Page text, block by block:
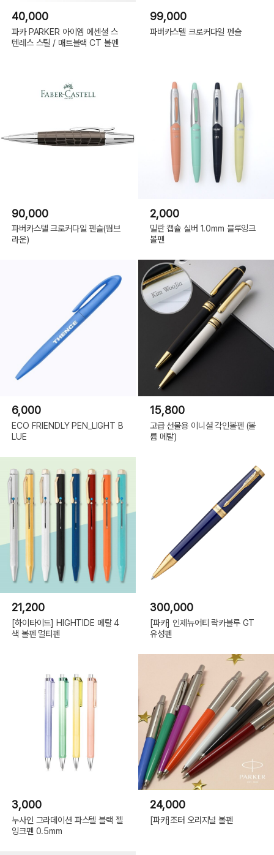
40,000
파카 PARKER 아이엠 에센셜 스
텐레스 스틸 / 매트블랙 CT 볼펜
99,000
파버카스텔 크로커다일 펜슬
90,000
파버카스텔 크로커다일 펜슬(웜브
라운)
2,000
밀란 캡슐 실버 1.0mm 블루잉크
볼펜
6,000
ECO FRIENDLY PEN_LIGHT B
LUE
15,800
고급 선물용 이니셜 각인볼펜 (볼
륨 메탈)
21,200
[하이타이드] HIGHTIDE 메탈 4
색 볼펜 멀티펜
300,000
[파카] 인제뉴어티 락카블루 GT
유성펜
3,000
누사인 그라데이션 파스텔 블랙 젤
잉크펜 0.5mm
24,000
[파카]조터 오리지널 볼펜